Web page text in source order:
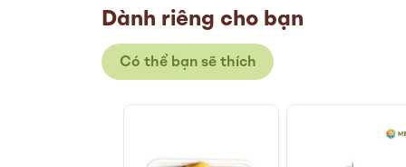
Dành riêng cho bạn
Có thể bạn sẽ thích